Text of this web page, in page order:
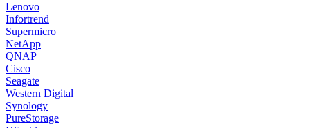
Lenovo
Infortrend
Supermicro
NetApp
QNAP
Cisco
Seagate
Western Digital
Synology
PureStorage